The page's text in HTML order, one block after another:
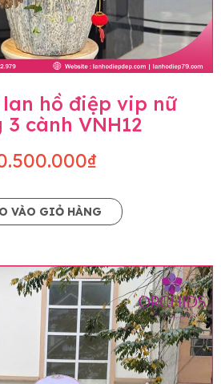
lan hồ điệp vip nữ
3 cành VNH12
VÀO GIỎ HÀNG